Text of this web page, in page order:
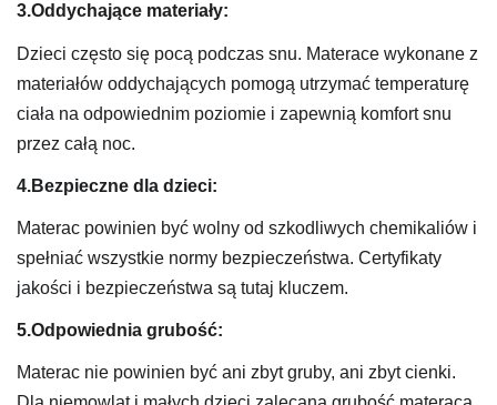
3.Oddychające materiały:
Dzieci często się pocą podczas snu. Materace wykonane z
materiałów oddychających pomogą utrzymać temperaturę
ciała na odpowiednim poziomie i zapewnią komfort snu
przez całą noc.
4.Bezpieczne dla dzieci:
Materac powinien być wolny od szkodliwych chemikaliów i
spełniać wszystkie normy bezpieczeństwa. Certyfikaty
jakości i bezpieczeństwa są tutaj kluczem.
5.Odpowiednia grubość:
Materac nie powinien być ani zbyt gruby, ani zbyt cienki.